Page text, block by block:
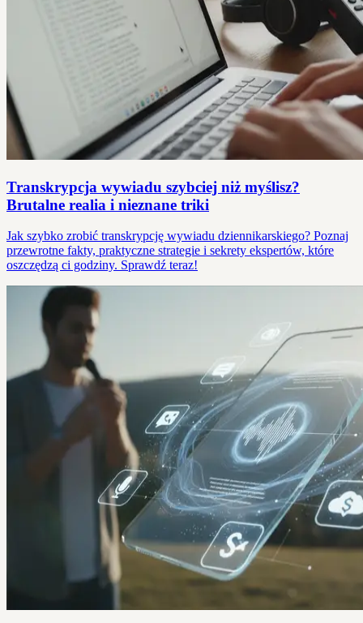
Transkrypcja wywiadu szybciej niż myślisz?
Brutalne realia i nieznane triki
Jak szybko zrobić transkrypcję wywiadu dziennikarskiego? Poznaj
przewrotne fakty, praktyczne strategie i sekrety ekspertów, które
oszczędzą ci godziny. Sprawdź teraz!